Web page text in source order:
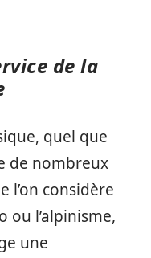
de la
quel que
de nombreux
l’on considère
ou l’alpinisme,
une